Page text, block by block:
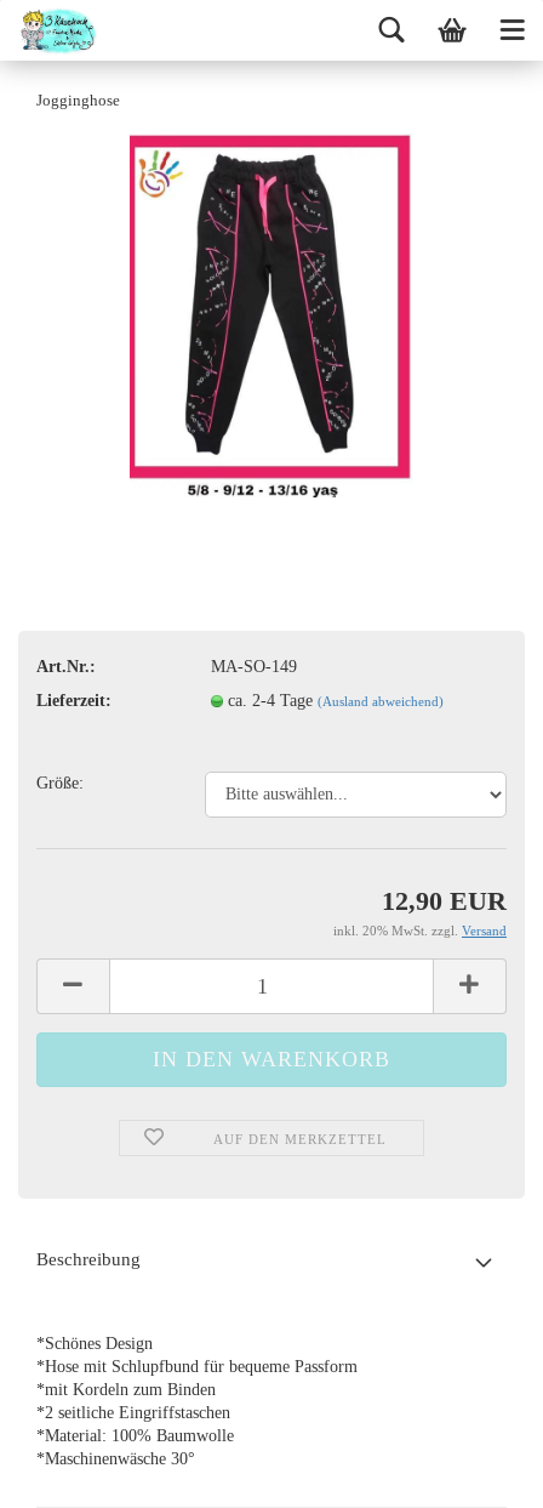
Jogginghose
Art.Nr.:
MA-SO-149
Lieferzeit:
ca. 2-4 Tage(Ausland abweichend)
Größe:
12,90 EUR
inkl. 20% MwSt. zzgl. Versand
AUF DEN MERKZETTEL
Beschreibung
*Schönes Design
*Hose mit Schlupfbund für bequeme Passform
*mit Kordeln zum Binden
*2 seitliche Eingriffstaschen
*Material: 100% Baumwolle
*Maschinenwäsche 30°